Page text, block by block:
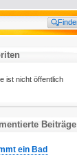
ist nicht öffentlich
Beiträge
ein Bad